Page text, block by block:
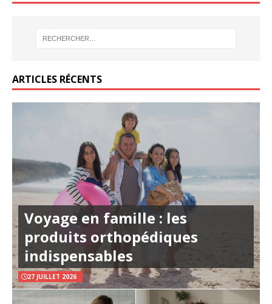
ARTICLES RÉCENTS
Voyage en famille : les
produits orthopédiques
indispensables
27 JUILLET 2026